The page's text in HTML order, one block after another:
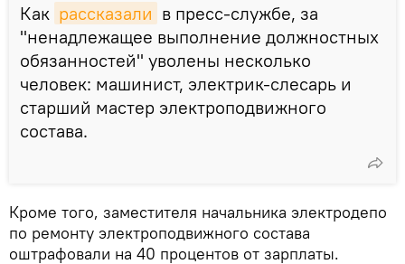
Как рассказали в пресс-службе, за
"ненадлежащее выполнение должностных
обязанностей" уволены несколько
человек: машинист, электрик-слесарь и
старший мастер электроподвижного
состава.
Кроме того, заместителя начальника электродепо
по ремонту электроподвижного состава
оштрафовали на 40 процентов от зарплаты.